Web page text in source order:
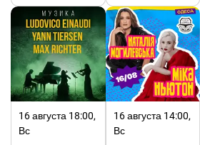
16 августа 18:00,
Вс
16 августа 14:00,
Вс